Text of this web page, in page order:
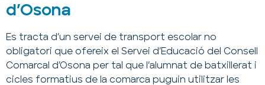
d’Osona
Es tracta d’un servei de transport escolar no
obligatori que ofereix el Servei d’Educació del Consell
Comarcal d’Osona per tal que l’alumnat de batxillerat i
cicles formatius de la comarca puguin utilitzar les